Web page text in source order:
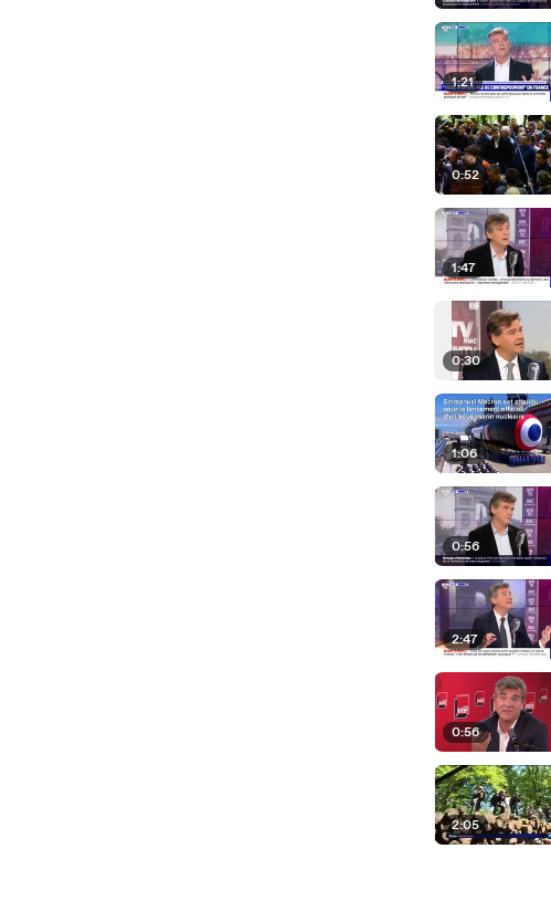
1:21
0:52
1:47
0:30
1:06
0:56
2:47
0:56
2:05